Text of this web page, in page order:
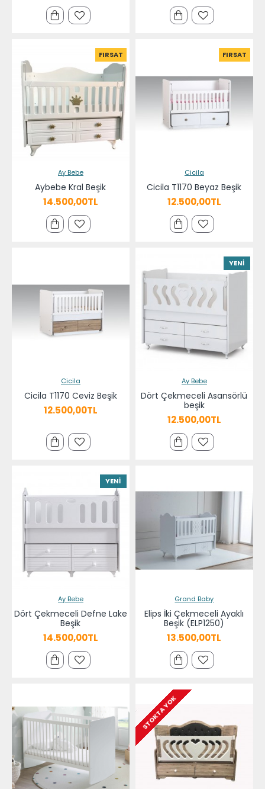
FIRSAT
Ay Bebe
Aybebe Kral Beşik
14.500,00TL
FIRSAT
Cicila
Cicila T1170 Beyaz Beşik
12.500,00TL
Cicila
Cicila T1170 Ceviz Beşik
12.500,00TL
YENI
Ay Bebe
Dört Çekmeceli Asansörlü
beşik
12.500,00TL
YENI
Ay Bebe
Dört Çekmeceli Defne Lake
Beşik
14.500,00TL
Grand Baby
Elips İki Çekmeceli Ayaklı
Beşik (ELP1250)
13.500,00TL
STOKTA YOK